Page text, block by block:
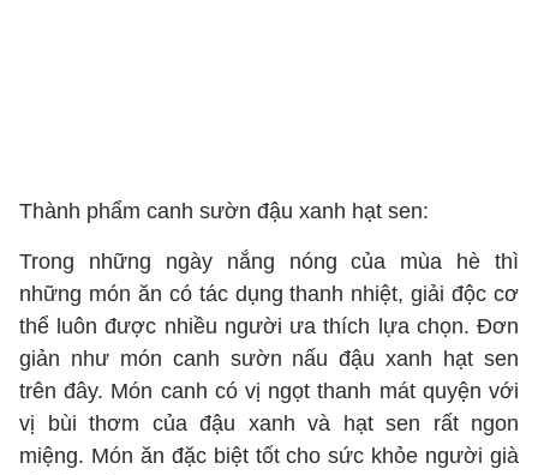
Thành phẩm canh sườn đậu xanh hạt sen:
Trong những ngày nắng nóng của mùa hè thì
những món ăn có tác dụng thanh nhiệt, giải độc cơ
thể luôn được nhiều người ưa thích lựa chọn. Đơn
giản như món canh sườn nấu đậu xanh hạt sen
trên đây. Món canh có vị ngọt thanh mát quyện với
vị bùi thơm của đậu xanh và hạt sen rất ngon
miệng. Món ăn đặc biệt tốt cho sức khỏe người già